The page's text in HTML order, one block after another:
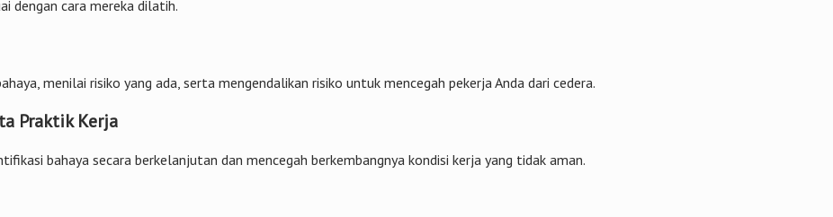
dengan cara mereka dilatih.
menilai risiko yang ada, serta mengendalikan risiko untuk mencegah pekerja Anda dari cedera.
Praktik Kerja
bahaya secara berkelanjutan dan mencegah berkembangnya kondisi kerja yang tidak aman.